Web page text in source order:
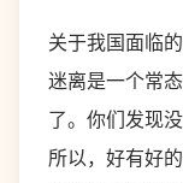
关于我国面临
迷离是一个常
了。你们发现
所以，好有好